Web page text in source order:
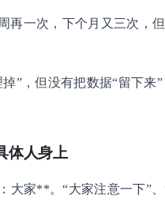
再一次，下个月又三次，
”，但没有把数据“留下来
体人身上
大家**。“大家注意一下”